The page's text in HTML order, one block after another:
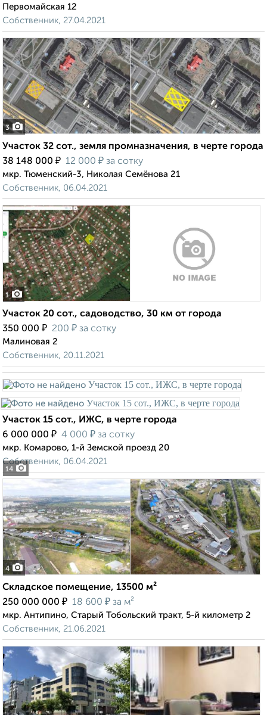
Первомайская 12
Собственник, 27.04.2021
3
Участок 32 сот., земля промназначения, в черте города
38 148 000 ₽ 12 000 ₽ за сотку
мкр. Тюменский-3, Николая Семёнова 21
Собственник, 06.04.2021
1
Участок 20 сот., садоводство, 30 км от города
350 000 ₽ 200 ₽ за сотку
Малиновая 2
Собственник, 20.11.2021
14
Участок 15 сот., ИЖС, в черте города
6 000 000 ₽ 4 000 ₽ за сотку
мкр. Комарово, 1-й Земской проезд 20
Собственник, 06.04.2021
4
Складское помещение, 13500 м²
250 000 000 ₽ 18 600 ₽ за м²
мкр. Антипино, Старый Тобольский тракт, 5-й километр 2
Собственник, 21.06.2021